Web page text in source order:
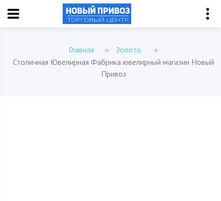
Главная
Золото
Столичная Ювелирная Фабрика ювелирный магазин Новый
Привоз